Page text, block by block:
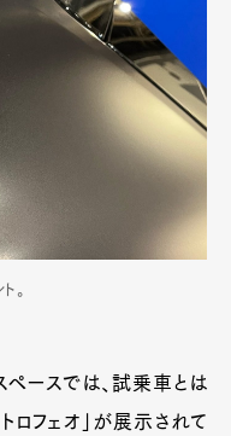
。
ースでは、試乗車とは
ロフェオ」が展示されて